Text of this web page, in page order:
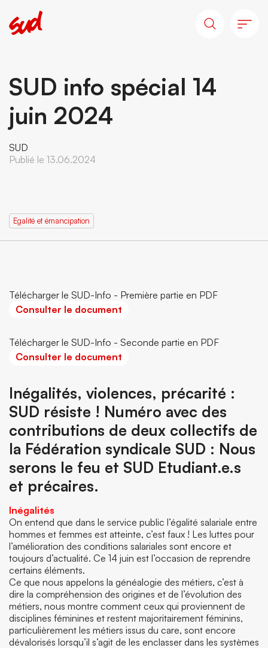
SUD info spécial 14
juin 2024
SUD
Publié le 13.06.2024
Egalité et émancipation
Télécharger le SUD-Info - Première partie en PDF
Consulter le document
Télécharger le SUD-Info - Seconde partie en PDF
Consulter le document
Inégalités, violences, précarité :
SUD résiste ! Numéro avec des
contributions de deux collectifs de
la Fédération syndicale SUD : Nous
serons le feu et SUD Etudiant.e.s
et précaires.
Inégalités
On entend que dans le service public l’égalité salariale entre
hommes et femmes est atteinte, c’est faux ! Les luttes pour
l’amélioration des conditions salariales sont encore et
toujours d’actualité. Ce 14 juin est l’occasion de reprendre
certains éléments.
Ce que nous appelons la généalogie des métiers, c’est à
dire la compréhension des origines et de l’évolution des
métiers, nous montre comment ceux qui proviennent de
disciplines féminines et restent majoritairement féminins,
particulièrement les métiers issus du care, sont encore
dévalorisés lorsqu’il s’agit de les enclasser dans les systèmes